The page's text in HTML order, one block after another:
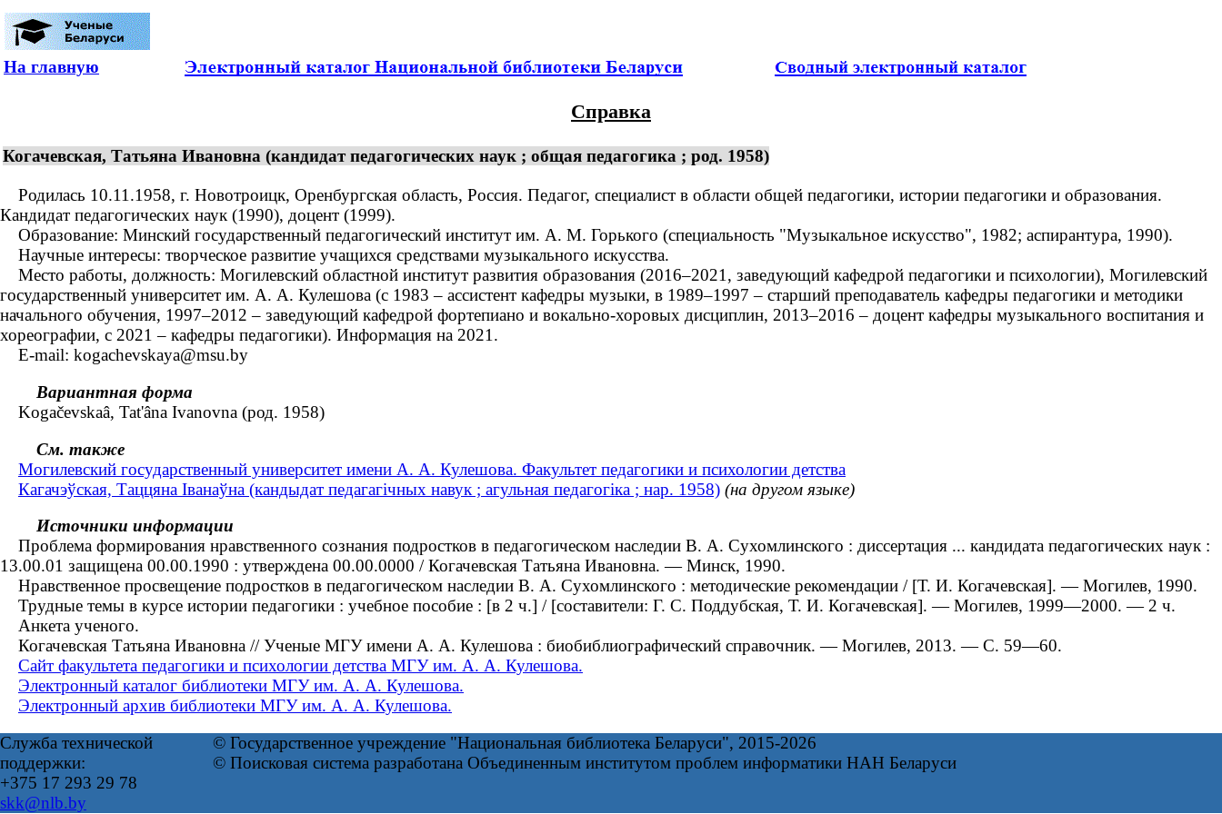
На главную
Справка
Когачевская, Татьяна Ивановна (кандидат педагогических наук ; общая педагогика ; род. 1958)
Родилась 10.11.1958, г. Новотроицк, Оренбургская область, Россия. Педагог, специалист в области общей педагогики, истории педагогики и образования.
Кандидат педагогических наук (1990), доцент (1999).
Образование: Минский государственный педагогический институт им. А. М. Горького (специальность "Музыкальное искусство", 1982; аспирантура, 1990).
Научные интересы: творческое развитие учащихся средствами музыкального искусства.
Место работы, должность: Могилевский областной институт развития образования (2016–2021, заведующий кафедрой педагогики и психологии), Могилевский
государственный университет им. А. А. Кулешова (с 1983 – ассистент кафедры музыки, в 1989–1997 – старший преподаватель кафедры педагогики и методики
начального обучения, 1997–2012 – заведующий кафедрой фортепиано и вокально-хоровых дисциплин, 2013–2016 – доцент кафедры музыкального воспитания и
хореографии, с 2021 – кафедры педагогики). Информация на 2021.
Е-mail: kogachevskaya@msu.by
Вариантная форма
Kogačevskaâ, Tat'âna Ivanovna (род. 1958)
См. также
Могилевский государственный университет имени А. А. Кулешова. Факультет педагогики и психологии детства
Кагачэўская, Таццяна Іванаўна (кандыдат педагагічных навук ; агульная педагогіка ; нар. 1958) (на другом языке)
Источники информации
Проблема формирования нравственного сознания подростков в педагогическом наследии В. А. Сухомлинского : диссертация ... кандидата педагогических наук :
13.00.01 защищена 00.00.1990 : утверждена 00.00.0000 / Когачевская Татьяна Ивановна. — Минск, 1990.
Нравственное просвещение подростков в педагогическом наследии В. А. Сухомлинского : методические рекомендации / [Т. И. Когачевская]. — Могилев, 1990.
Трудные темы в курсе истории педагогики : учебное пособие : [в 2 ч.] / [составители: Г. С. Поддубская, Т. И. Когачевская]. — Могилев, 1999—2000. — 2 ч.
Анкета ученого.
Когачевская Татьяна Ивановна // Ученые МГУ имени А. А. Кулешова : биобиблиографический справочник. — Могилев, 2013. — С. 59—60.
Сайт факультета педагогики и психологии детства МГУ им. А. А. Кулешова.
Электронный каталог библиотеки МГУ им. А. А. Кулешова.
Электронный архив библиотеки МГУ им. А. А. Кулешова.
Служба технической
поддержки:
+375 17 293 29 78
skk@nlb.by
© Государственное учреждение "Национальная библиотека Беларуси", 2015-2026
© Поисковая система разработана Объединенным институтом проблем информатики НАН Беларуси